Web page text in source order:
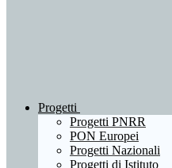
Progetti
Progetti PNRR
PON Europei
Progetti Nazionali
Progetti di Istituto